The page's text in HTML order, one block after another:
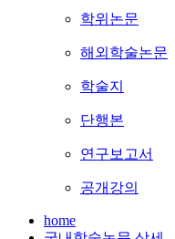
학위논문
해외학술논문
학술지
단행본
연구보고서
공개강의
home